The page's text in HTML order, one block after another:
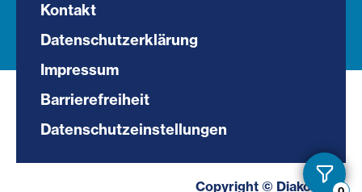
Kontakt
Datenschutzerklärung
Impressum
Barrierefreiheit
Datenschutzeinstellungen
Copyright © Diakonie.at